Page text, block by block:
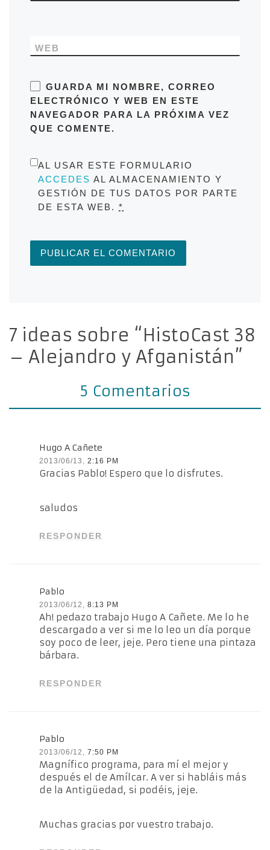
WEB
GUARDA MI NOMBRE, CORREO
ELECTRÓNICO Y WEB EN ESTE
NAVEGADOR PARA LA PRÓXIMA VEZ
QUE COMENTE.
AL USAR ESTE FORMULARIO
ACCEDES AL ALMACENAMIENTO Y
GESTIÓN DE TUS DATOS POR PARTE
DE ESTA WEB. *
7 ideas sobre “HistoCast 38
– Alejandro y Afganistán”
5 Comentarios
Hugo A Cañete
2013/06/13, 2:16 PM
Gracias Pablo! Espero que lo disfrutes.
saludos
RESPONDER
Pablo
2013/06/12, 8:13 PM
Ah! pedazo trabajo Hugo A Cañete. Me lo he
descargado a ver si me lo leo un día porque
soy poco de leer, jeje. Pero tiene una pintaza
bárbara.
RESPONDER
Pablo
2013/06/12, 7:50 PM
Magnífico programa, para mí el mejor y
después el de Amílcar. A ver si habláis más
de la Antigüedad, si podéis, jeje.
Muchas gracias por vuestro trabajo.